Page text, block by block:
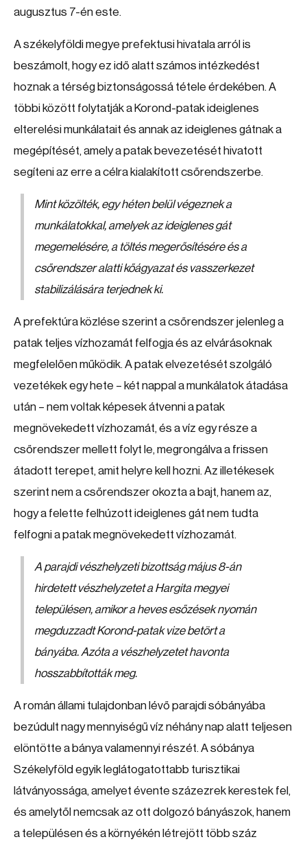
augusztus 7-én este.
A székelyföldi megye prefektusi hivatala arról is
beszámolt, hogy ez idő alatt számos intézkedést
hoznak a térség biztonságossá tétele érdekében. A
többi között folytatják a Korond-patak ideiglenes
elterelési munkálatait és annak az ideiglenes gátnak a
megépítését, amely a patak bevezetését hivatott
segíteni az erre a célra kialakított csőrendszerbe.
Mint közölték, egy héten belül végeznek a
munkálatokkal, amelyek az ideiglenes gát
megemelésére, a töltés megerősítésére és a
csőrendszer alatti kőágyazat és vasszerkezet
stabilizálására terjednek ki.
A prefektúra közlése szerint a csőrendszer jelenleg a
patak teljes vízhozamát felfogja és az elvárásoknak
megfelelően működik. A patak elvezetését szolgáló
vezetékek egy hete – két nappal a munkálatok átadása
után – nem voltak képesek átvenni a patak
megnövekedett vízhozamát, és a víz egy része a
csőrendszer mellett folyt le, megrongálva a frissen
átadott terepet, amit helyre kell hozni. Az illetékesek
szerint nem a csőrendszer okozta a bajt, hanem az,
hogy a felette felhúzott ideiglenes gát nem tudta
felfogni a patak megnövekedett vízhozamát.
A parajdi vészhelyzeti bizottság május 8-án
hirdetett vészhelyzetet a Hargita megyei
településen, amikor a heves esőzések nyomán
megduzzadt Korond-patak vize betört a
bányába. Azóta a vészhelyzetet havonta
hosszabbították meg.
A román állami tulajdonban lévő parajdi sóbányába
bezúdult nagy mennyiségű víz néhány nap alatt teljesen
elöntötte a bánya valamennyi részét. A sóbánya
Székelyföld egyik leglátogatottabb turisztikai
látványossága, amelyet évente százezrek kerestek fel,
és amelytől nemcsak az ott dolgozó bányászok, hanem
a településen és a környékén létrejött több száz